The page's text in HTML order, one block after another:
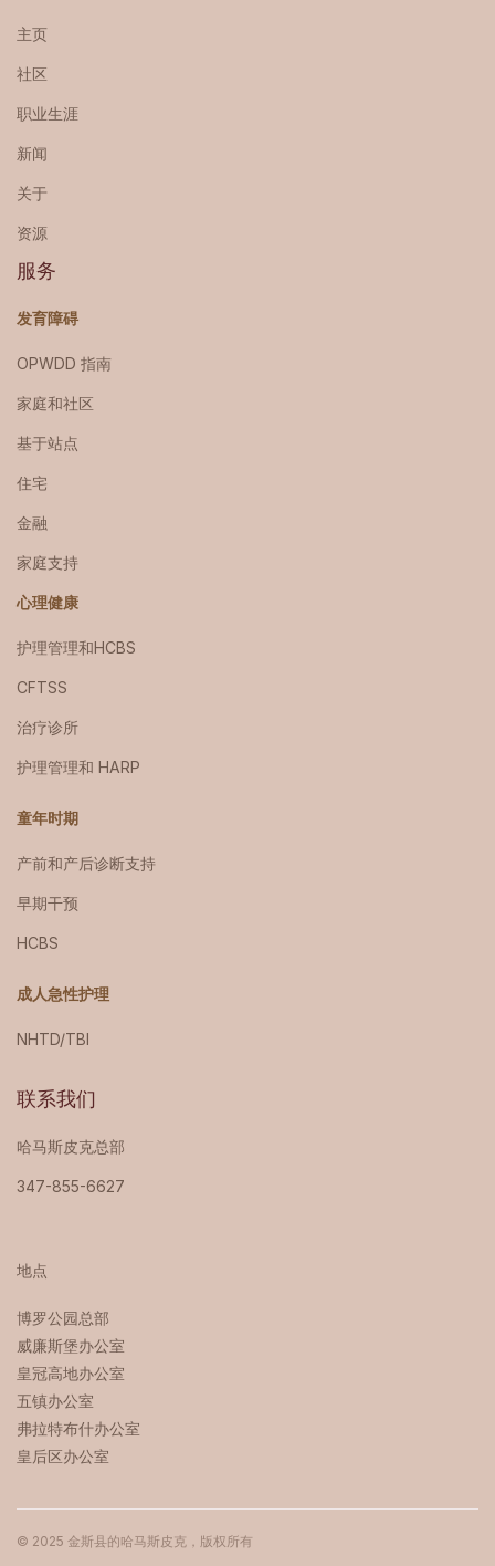
主页
社区
职业生涯
新闻
关于
资源
服务
发育障碍
OPWDD 指南
家庭和社区
基于站点
住宅
金融
家庭支持
心理健康
护理管理和HCBS
CFTSS
治疗诊所
护理管理和 HARP
童年时期
产前和产后诊断支持
早期干预
HCBS
成人急性护理
NHTD/TBI
联系我们
哈马斯皮克总部
347-855-6627
地点
博罗公园总部 ‍
威廉斯堡办公室
皇冠高地办公室
五镇办公室
弗拉特布什办公室
皇后区办公室
© 2025 金斯县的哈马斯皮克，版权所有